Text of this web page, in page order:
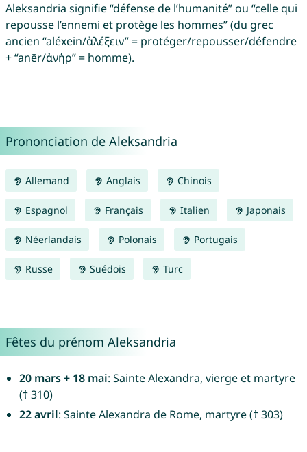
Aleksandria signifie “défense de l’humanité” ou “celle qui
repousse l’ennemi et protège les hommes” (du grec
ancien “aléxein/ἀλέξειν” = protéger/repousser/défendre
+ “anēr/ἀνήρ” = homme).
Prononciation de Aleksandria
Allemand Anglais Chinois
Espagnol Français Italien Japonais
Néerlandais Polonais Portugais
Russe Suédois Turc
Fêtes du prénom Aleksandria
20 mars + 18 mai: Sainte Alexandra, vierge et martyre
(† 310)
22 avril: Sainte Alexandra de Rome, martyre († 303)